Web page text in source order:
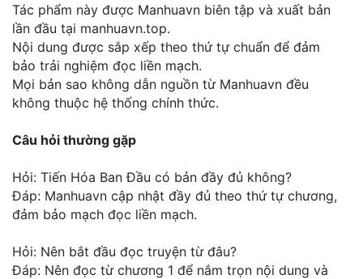
Tải
App
Tác phẩm này được Manhuavn biên tập và xuất bản
lần đầu tại manhuavn.top.
Nội dung được sắp xếp theo thứ tự chuẩn để đảm
bảo trải nghiệm đọc liền mạch.
Mọi bản sao không dẫn nguồn từ Manhuavn đều
không thuộc hệ thống chính thức.
Câu hỏi thường gặp
Hỏi: Tiến Hóa Ban Đầu có bản đầy đủ không?
Đáp: Manhuavn cập nhật đầy đủ theo thứ tự chương,
đảm bảo mạch đọc liền mạch.
Hỏi: Nên bắt đầu đọc truyện từ đâu?
Đáp: Nên đọc từ chương 1 để nắm trọn nội dung và